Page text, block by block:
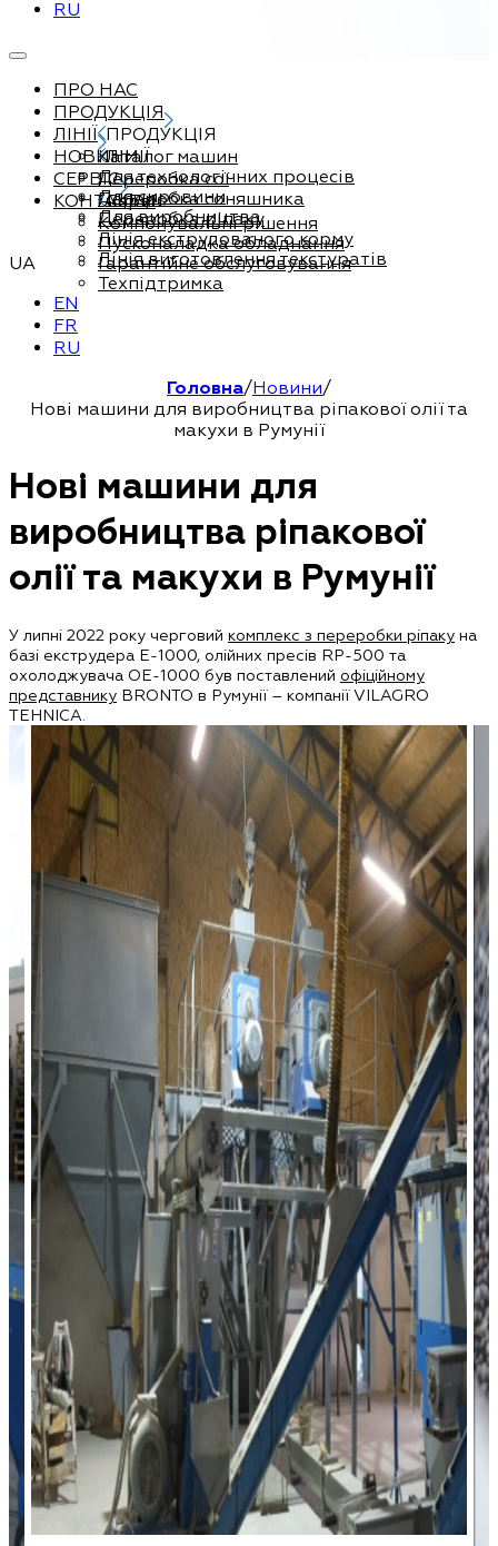
RU
ПРО НАС
ПРОДУКЦІЯ
ПРОДУКЦІЯ
Каталог машин
Для технологічних процесів
Для сировини
Для виробництва
ЛІНІЇ
ЛІНІЇ
Переробка сої
Переробка соняшника
Переробка ріпаку
Лінія екструдованого корму
Лінія виготовлення текстуратів
НОВИНИ
СЕРВІС
Сервіс
Компонувальні рішення
Пусконаладка обладнання
Гарантійне обслуговування
Техпідтримка
КОНТАКТИ
UA
EN
FR
RU
Головна/Новини/
Нові машини для виробництва ріпакової олії та
макухи в Румунії
Нові машини для
виробництва ріпакової
олії та макухи в Румунії
У липні 2022 року черговий комплекс з переробки ріпаку на
базі екструдера E-1000, олійних пресів RP-500 та
охолоджувача OE-1000 був поставлений офіційному
представнику BRONTO в Румунії – компанії VILAGRO
TEHNICA.